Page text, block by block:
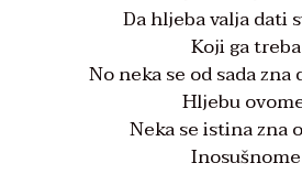
Da hljeba valja dati
Koji ga treba
No neka se od sada zna
Hljebu
Neka se istina zna
Inosušnome